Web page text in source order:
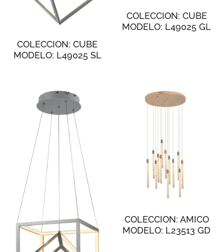
COLECCION: CUBE
MODELO: L49025 SL
COLECCION: CUBE
MODELO: L49025 GL
COLECCION: AMICO
MODELO: L23513 GD